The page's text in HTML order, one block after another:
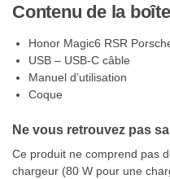
Contenu de la
Honor Magic6 RSR
USB – USB-C câble
Manuel d’utilisation
Coque
Ne vous retrouvez pas
Ce produit ne comprend pas
chargeur (80 W pour une